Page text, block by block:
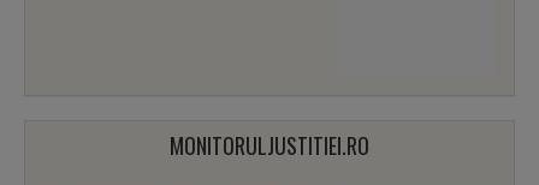
MONITORULJUSTITIEI.RO